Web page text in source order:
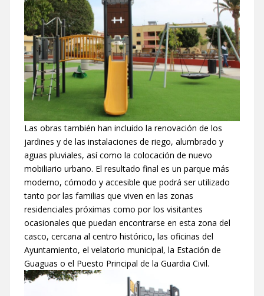
Las obras también han incluido la renovación de los
jardines y de las instalaciones de riego, alumbrado y
aguas pluviales, así como la colocación de nuevo
mobiliario urbano. El resultado final es un parque más
moderno, cómodo y accesible que podrá ser utilizado
tanto por las familias que viven en las zonas
residenciales próximas como por los visitantes
ocasionales que puedan encontrarse en esta zona del
casco, cercana al centro histórico, las oficinas del
Ayuntamiento, el velatorio municipal, la Estación de
Guaguas o el Puesto Principal de la Guardia Civil.